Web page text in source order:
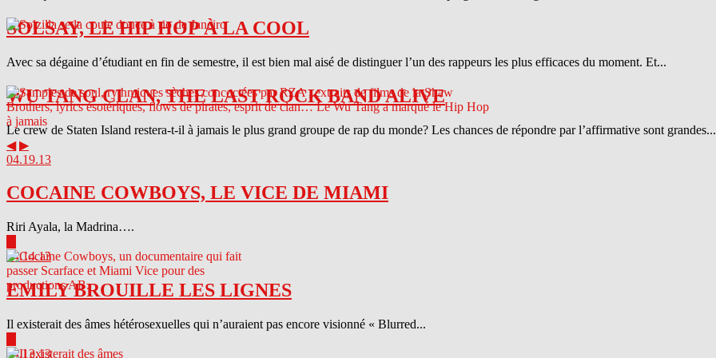
SOLSAY, LE HIP HOP À LA COOL
Avec sa dégaine d’étudiant en fin de semestre, il est bien mal aisé de distinguer l’un des rappeurs les plus efficaces du moment. Et...
WU TANG CLAN, THE LAST ROCK BAND ALIVE
Le crew de Staten Island restera-t-il à jamais le plus grand groupe de rap du monde? Les chances de répondre par l’affirmative sont
◀ ▶
04.19.13
COCAINE COWBOYS, LE VICE DE MIAMI
Riri Ayala, la Madrina….
04.14.13
EMILY BROUILLE LES LIGNES
Il existerait des âmes hétérosexuelles qui n’auraient pas encore visionné « Blurred...
04.13.13